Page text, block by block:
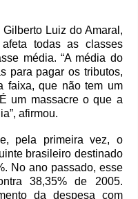
Luiz do Amaral,
todas as classes
média. “A média do
para pagar os tributos,
faixa, que não tem um
um massacre o que a
afirmou.
pela primeira vez, o
brasileiro destinado
No ano passado, esse
38,35% de 2005.
da despesa com